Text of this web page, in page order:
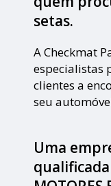
setas.
A Checkmat
especialistas
clientes a
seu
Uma